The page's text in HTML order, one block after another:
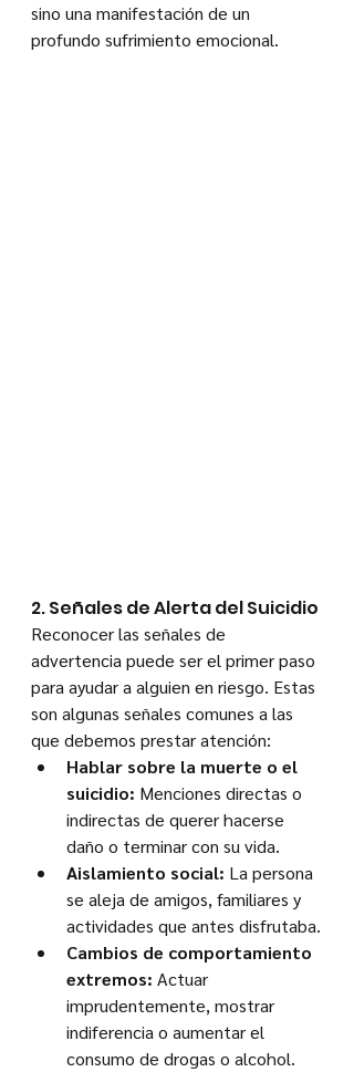
sino una manifestación de un
profundo sufrimiento emocional.
2. Señales de Alerta del Suicidio
Reconocer las señales de
advertencia puede ser el primer paso
para ayudar a alguien en riesgo. Estas
son algunas señales comunes a las
que debemos prestar atención:
Hablar sobre la muerte o el
suicidio: Menciones directas o
indirectas de querer hacerse
daño o terminar con su vida.
Aislamiento social: La persona
se aleja de amigos, familiares y
actividades que antes disfrutaba.
Cambios de comportamiento
extremos: Actuar
imprudentemente, mostrar
indiferencia o aumentar el
consumo de drogas o alcohol.